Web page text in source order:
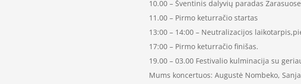
10.00 – Šventinis dalyvių paradas Zarasuose
11.00 – Pirmo keturračio startas
13:00 – 14:00 – Neutralizacijos
17:00 – Pirmo keturračio finišas.
19.00 – 03.00 Festivalio kulminacija su
Mums koncertuos: Augustė Nombeko,